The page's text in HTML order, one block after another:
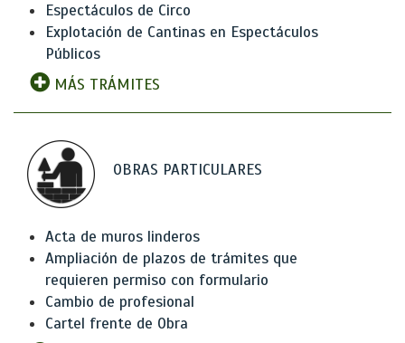
Espectáculos de Circo
Explotación de Cantinas en Espectáculos
Públicos
MÁS TRÁMITES
OBRAS PARTICULARES
Acta de muros linderos
Ampliación de plazos de trámites que
requieren permiso con formulario
Cambio de profesional
Cartel frente de Obra